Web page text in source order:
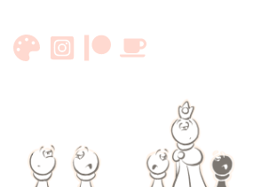
springen